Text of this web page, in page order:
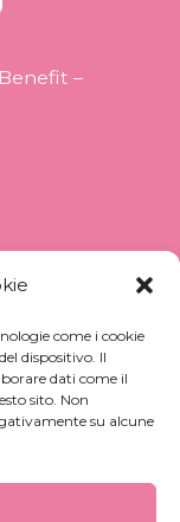
come i cookie
dispositivo. Il
dati come il
sito. Non
su alcune
–